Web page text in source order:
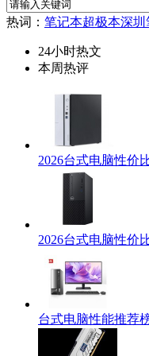
热词： 笔记本超极本深圳
24小时热文
本周热评
2026台式电脑性价
2026台式电脑性价
台式电脑性能推荐